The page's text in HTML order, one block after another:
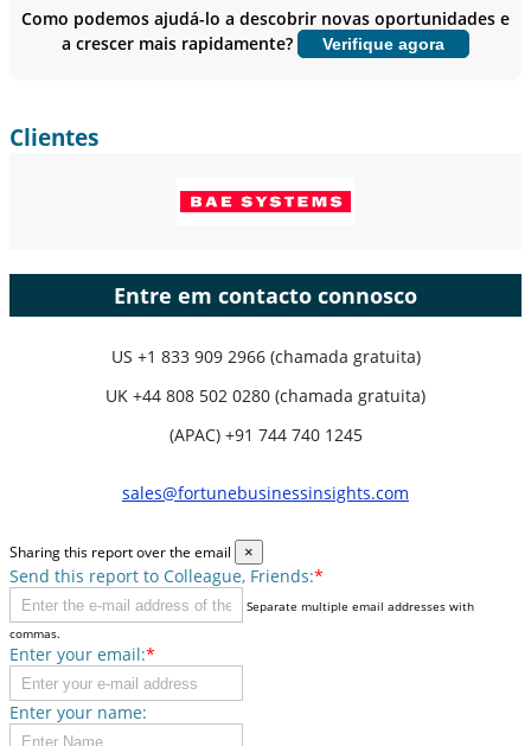
Personalizar agora
Como podemos ajudá-lo a descobrir novas oportunidades e
a crescer mais rapidamente?
Verifique agora
Clientes
Entre em contacto connosco
US +1 833 909 2966 (chamada gratuita)
UK +44 808 502 0280 (chamada gratuita)
(APAC) +91 744 740 1245
sales@fortunebusinessinsights.com
Sharing this report over the email ×
Send this report to Colleague, Friends:*
Separate multiple email addresses with
commas.
Enter your email:*
Enter your name: